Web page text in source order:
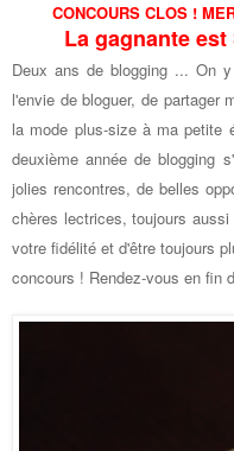
CONCOURS CLOS !
La gagnante
Deux ans de blogging ... On
l'envie de bloguer, de partager
la mode plus-size à ma petite
deuxième année de blogging
jolies rencontres, de belles
chères lectrices, toujours
votre fidélité et d'être toujours
concours ! Rendez-vous en fin